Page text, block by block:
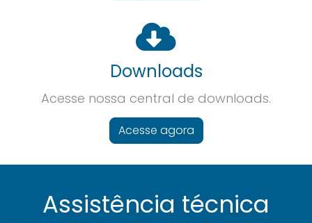
Downloads
Acesse nossa central de downloads.
Acesse agora
Assistência técnica